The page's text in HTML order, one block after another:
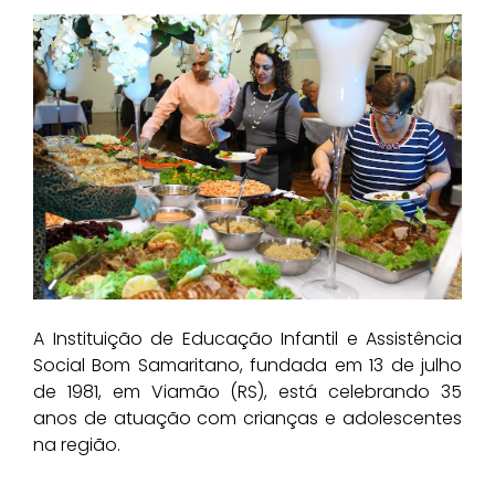
A Instituição de Educação Infantil e Assistência
Social Bom Samaritano, fundada em 13 de julho
de 1981, em Viamão (RS), está celebrando 35
anos de atuação com crianças e adolescentes
na região.